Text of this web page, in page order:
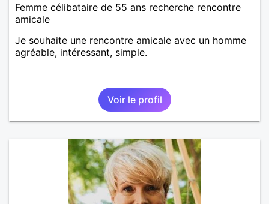
Femme célibataire de 55 ans recherche rencontre
amicale
Je souhaite une rencontre amicale avec un homme
agréable, intéressant, simple.
Voir le profil